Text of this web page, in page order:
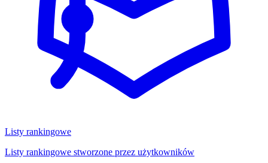
Listy rankingowe
Listy rankingowe stworzone przez użytkowników